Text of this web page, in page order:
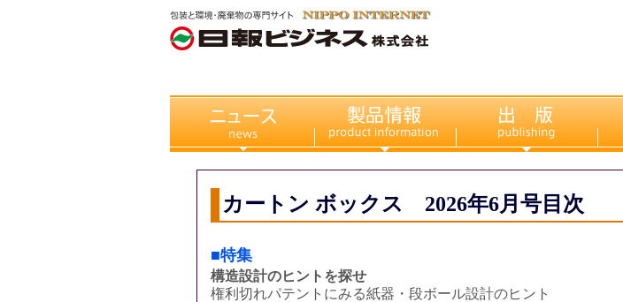
カートン ボックス 2026年6月号目次
■特集
構造設計のヒントを探せ
権利切れパテントにみる紙器・段ボール設計のヒント